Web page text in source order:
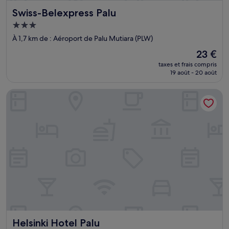
Swiss-Belexpress Palu
Swiss-Belexpress Palu
Hébergement
3.0 étoiles
À 1,7 km de : Aéroport de Palu Mutiara (PLW)
Le
nouveau
prix
23 €
23 €
taxes et frais compris
19 août - 20 août
Helsinki Hotel Palu
Helsinki Hotel Palu
Helsinki Hotel Palu